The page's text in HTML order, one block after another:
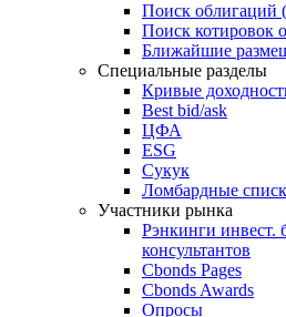
Облигации
Поиски
Поиск облигаций
Поиск облигаций
Поиск котировок
Ближайшие
Специальные разделы
Кривые доходности
Best bid/ask
ЦФА
ESG
Сукук
Ломбардные
Участники рынка
Рэнкинги инвест.